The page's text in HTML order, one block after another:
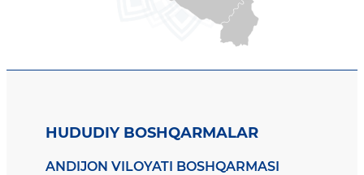
HUDUDIY BOSHQARMALAR
ANDIJON VILOYATI BOSHQARMASI